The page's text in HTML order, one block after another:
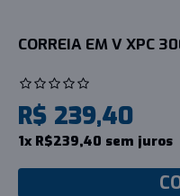
CORREIA EM V XPC
R$ 239,40
1x R$239,40 sem juros